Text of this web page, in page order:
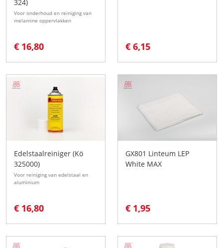
324)
Voor onderhoud en reiniging van
melamine oppervlakken
€ 16,80 € 6,15
Edelstaalreiniger (Kö
325000)
Voor reiniging van edelstaal en
aluminium
€ 16,80
GX801 Linteum LEP
White MAX
€ 1,95